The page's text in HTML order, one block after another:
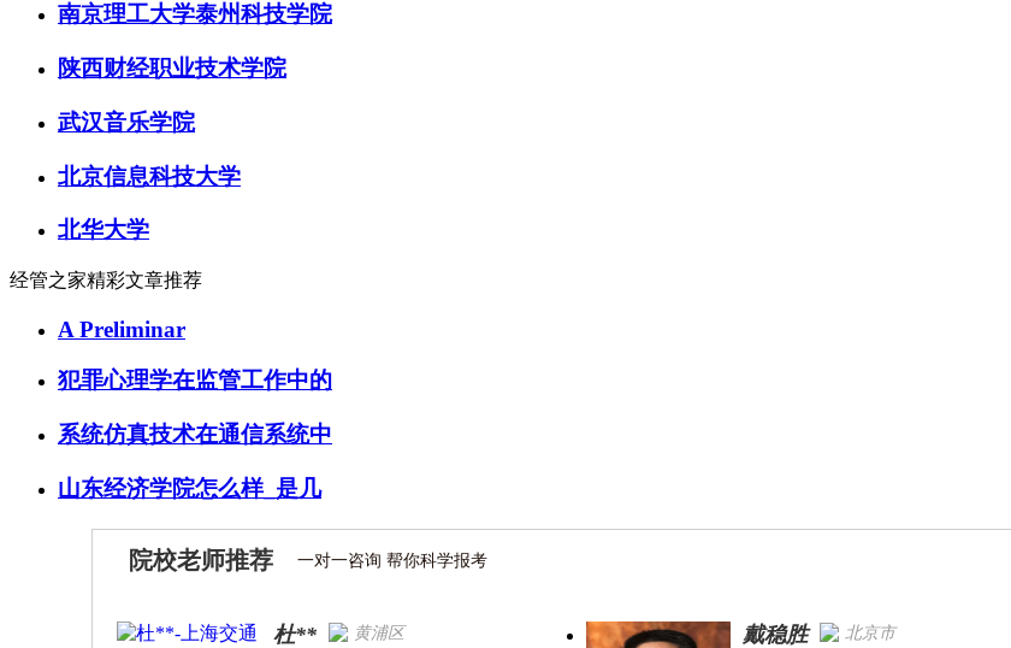
南京理工大学泰州科技学院
陕西财经职业技术学院
武汉音乐学院
北京信息科技大学
北华大学
经管之家精彩文章推荐
A Preliminar
犯罪心理学在监管工作中的
系统仿真技术在通信系统中
山东经济学院怎么样_是几
院校老师推荐 一对一咨询 帮你科学报考
杜** 黄浦区 戴稳胜 北京市